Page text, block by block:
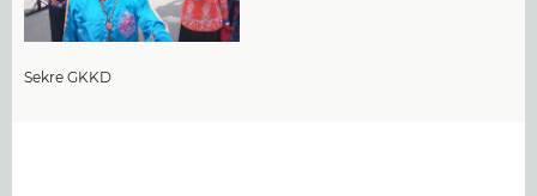
Sekre GKKD